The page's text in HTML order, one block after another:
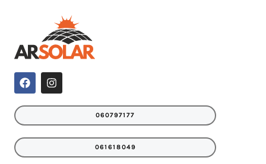
F
a
e
o
I
n
t
r
060797177
061618049